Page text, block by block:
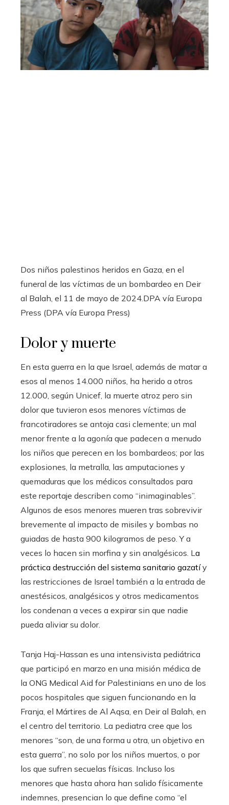
Dos niños palestinos heridos en Gaza, en el
funeral de las víctimas de un bombardeo en Deir
al Balah, el 11 de mayo de 2024.DPA vía Europa
Press (DPA vía Europa Press)
Dolor y muerte
En esta guerra en la que Israel, además de matar a
esos al menos 14.000 niños, ha herido a otros
12.000, según Unicef, la muerte atroz pero sin
dolor que tuvieron esos menores víctimas de
francotiradores se antoja casi clemente; un mal
menor frente a la agonía que padecen a menudo
los niños que perecen en los bombardeos; por las
explosiones, la metralla, las amputaciones y
quemaduras que los médicos consultados para
este reportaje describen como “inimaginables”.
Algunos de esos menores mueren tras sobrevivir
brevemente al impacto de misiles y bombas no
guiadas de hasta 900 kilogramos de peso. Y a
veces lo hacen sin morfina y sin analgésicos. La
práctica destrucción del sistema sanitario gazatíy
las restricciones de Israel también a la entrada de
anestésicos, analgésicos y otros medicamentos
los condenan a veces a expirar sin que nadie
pueda aliviar su dolor.
Tanja Haj-Hassan es una intensivista pediátrica
que participó en marzo en una misión médica de
la ONG Medical Aid for Palestinians en uno de los
pocos hospitales que siguen funcionando en la
Franja, el Mártires de Al Aqsa, en Deir al Balah, en
el centro del territorio. La pediatra cree que los
menores “son, de una forma u otra, un objetivo en
esta guerra”, no solo por los niños muertos, o por
los que sufren secuelas físicas. Incluso los
menores que hasta ahora han salido físicamente
indemnes, presencian lo que define como “el